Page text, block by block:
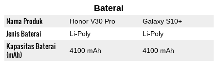
Baterai
Nama Produk Honor V30 Pro Galaxy S10+
Jenis Baterai Li-Poly Li-Poly
Kapasitas Baterai
(mAh)
4100 mAh 4100 mAh